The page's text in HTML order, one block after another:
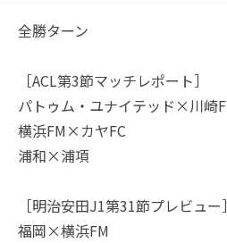
全勝ターン
［ACL第3節マッチレポート］
パトゥム・ユナイテッド×川崎F
横浜FM×カヤFC
浦和×浦項
［明治安田J1第31節プレビュー］
福岡×横浜FM